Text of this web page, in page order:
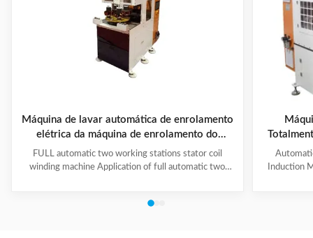
Máquina de lavar automática de enrolamento
elétrica da máquina de enrolamento do
estator do motor 2 cabeças/
FULL automatic two working stations stator coil
winding machine Application of full automatic two
poles, 4 poles and 6poles coils winding. 1. Main
Polos
Induction